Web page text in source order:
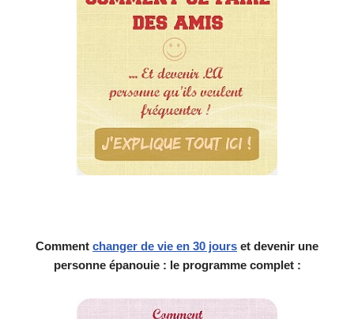
Comment changer de vie en 30 jours et devenir une
personne épanouie : le programme complet :